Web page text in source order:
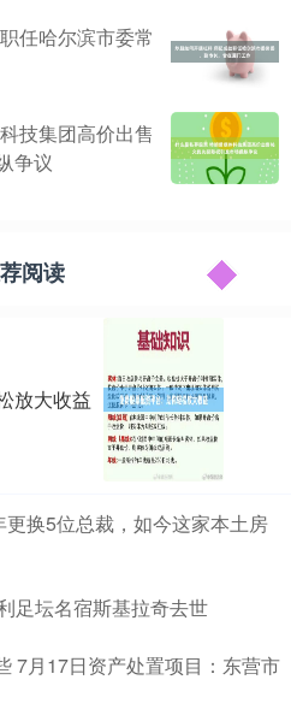
任哈尔滨市委常
技集团高价出售
争议
阅读
放大收益
换5位总裁，如今这家本土房
足坛名宿斯基拉奇去世
7月17日资产处置项目：东营市